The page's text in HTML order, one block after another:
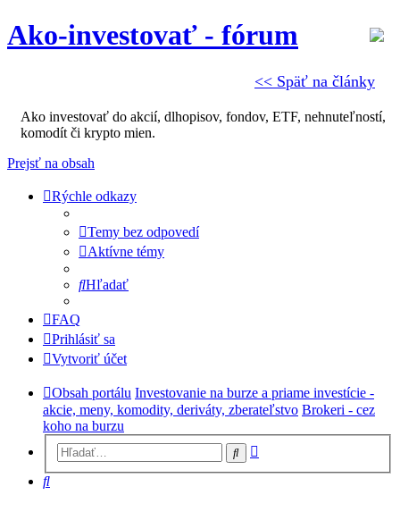
<< Späť na články
Ako-investovať - fórum
Ako investovať do akcií, dlhopisov, fondov, ETF, nehnuteľností,
komodít či krypto mien.
Prejsť na obsah
Rýchle odkazy
Temy bez odpovedí
Aktívne témy
Hľadať
FAQ
Prihlásiť sa
Vytvoriť účet
Obsah portálu Investovanie na burze a priame investície -
akcie, meny, komodity, deriváty, zberateľstvo Brokeri - cez
koho na burzu
Hľadať
Hľadať